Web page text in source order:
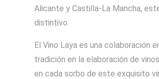
Alicante y Castilla-La Mancha,
distintivo.
El Vino Laya es una colaboración
tradición en la elaboración de
en cada sorbo de este exquisito